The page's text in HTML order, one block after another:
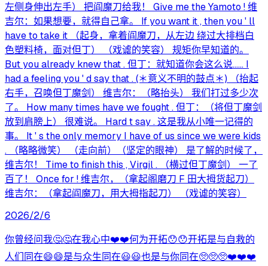
左侧身伸出左手） 把阎魔刀给我！ Give me the Yamoto ! 维
吉尔：如果想要，就得自己拿。 If you want it , then you ' ll
have to take it （起身，拿着阎魔刀，从左边 绕过大排档白
色塑料椅，面对但丁） （戏谑的笑容） 规矩你早知道的。
But you already knew that . 但丁：就知道你会这么说…… I
had a feeling you ' d say that . (＊意义不明的鼓点＊) （抬起
右手，召唤但丁魔剑） 维吉尔：（略抬头） 我们打过多少次
了。 How many times have we fought . 但丁：（将但丁魔剑
放到肩膀上） 很难说。 Hard t say . 这是我从小唯一记得的
事。 It ' s the only memory I have of us since we were kids
. （略略微笑） （走向前）（坚定的眼神） 是了解的时候了，
维吉尔！ Time to finish this , Virgil . （横过但丁魔剑） 一了
百了！ Once for ! 维吉尔，（拿起阁磨刀 F 田大拇货起刀）
维吉尔：（拿起阎魔刀，用大拇指起刀） （戏谑的笑容）
2026/2/6
你曾经问我🤔🤔在我心中❤️❤️何为开拓😯😯开拓是与自救的
人们同在😄😄是与众生同在😃😃也是与你同在🥺🥺🥺❤️❤️❤️